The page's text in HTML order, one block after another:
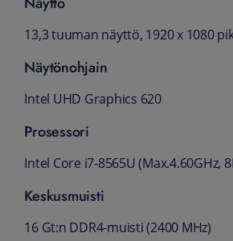
13,3 tuuman näyttö, 1920 x 1080
Näytönohjain
Intel UHD Graphics 620
Prosessori
Intel Core i7-8565U (Max.4.60GHz,
Keskusmuisti
16 Gt:n DDR4-muisti (2400 MHz)